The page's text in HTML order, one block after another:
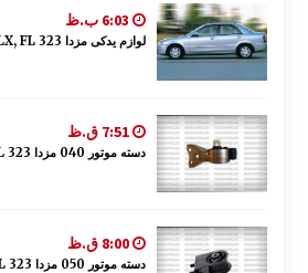
لوازم یدکی مزدا 323 F, GLX, FL | ـ 1996 – 2000
7:51 ق.ظ
دسته موتور 040 مزدا 323 GLX , FL
8:00 ق.ظ
دسته موتور 050 مزدا 323 GLX , FL